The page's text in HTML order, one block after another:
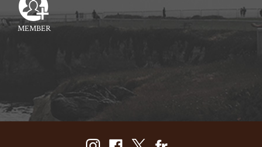
MEMBER